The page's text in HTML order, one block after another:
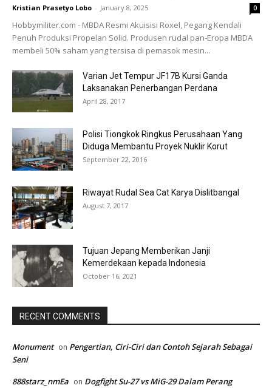
Kristian Prasetyo Lobo - January 8, 2025 0
Hobbymiliter.com - MBDA Resmi Akuisisi Roxel, Pegang Kendali
Penuh Produksi Propelan Solid. Produsen rudal pan-Eropa MBDA
membeli 50% saham yang tersisa di pemasok mesin...
Varian Jet Tempur JF17B Kursi Ganda
Laksanakan Penerbangan Perdana
April 28, 2017
Polisi Tiongkok Ringkus Perusahaan Yang
Diduga Membantu Proyek Nuklir Korut
September 22, 2016
Riwayat Rudal Sea Cat Karya Dislitbangal
August 7, 2017
Tujuan Jepang Memberikan Janji
Kemerdekaan kepada Indonesia
October 16, 2021
RECENT COMMENTS
Monument on Pengertian, Ciri-Ciri dan Contoh Sejarah Sebagai
Seni
888starz_nmEa on Dogfight Su-27 vs MiG-29 Dalam Perang